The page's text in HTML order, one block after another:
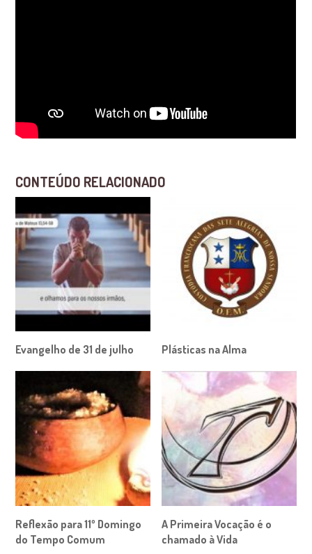
CONTEÚDO RELACIONADO
Evangelho de 31 de julho Plásticas na Alma
Reflexão para 11º Domingo
do Tempo Comum
A Primeira Vocação é o
chamado à Vida